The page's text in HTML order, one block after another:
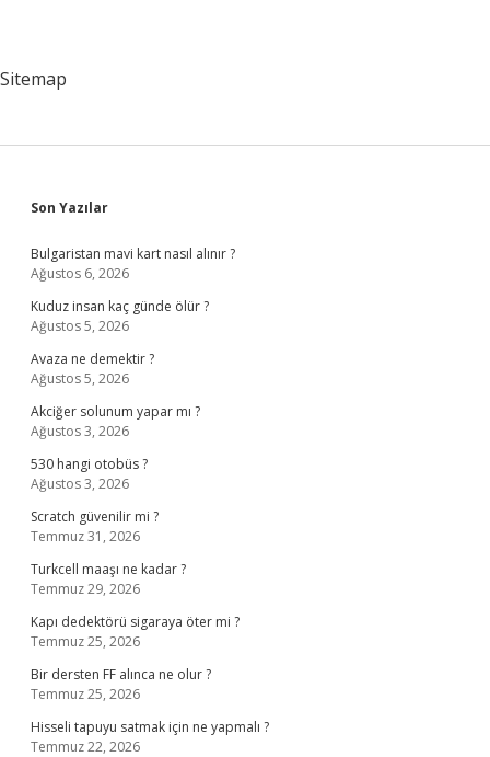
Sitemap
Sidebar
Son Yazılar
Bulgaristan mavi kart nasıl alınır ?
Ağustos 6, 2026
Kuduz insan kaç günde ölür ?
Ağustos 5, 2026
Avaza ne demektir ?
Ağustos 5, 2026
Akciğer solunum yapar mı ?
Ağustos 3, 2026
530 hangi otobüs ?
Ağustos 3, 2026
Scratch güvenilir mi ?
Temmuz 31, 2026
Turkcell maaşı ne kadar ?
Temmuz 29, 2026
Kapı dedektörü sigaraya öter mi ?
Temmuz 25, 2026
Bir dersten FF alınca ne olur ?
Temmuz 25, 2026
Hisseli tapuyu satmak için ne yapmalı ?
Temmuz 22, 2026